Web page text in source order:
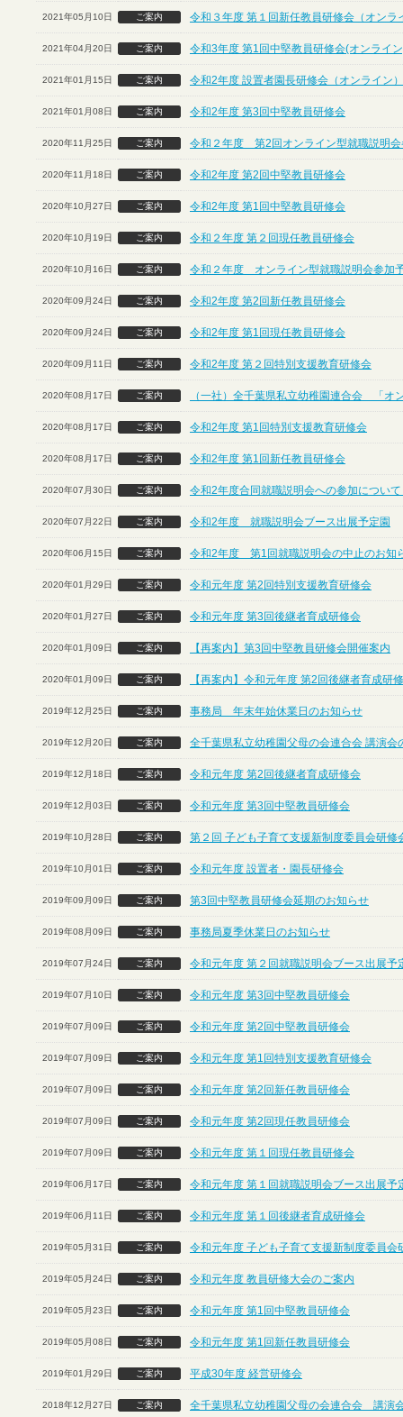
2021年05月10日 ご案内 令和３年度 第１回新任教員研修会（オンラ
2021年04月20日 ご案内 令和3年度 第1回中堅教員研修会(オンライ
2021年01月15日 ご案内 令和2年度 設置者園長研修会（オンライン）
2021年01月08日 ご案内 令和2年度 第3回中堅教員研修会
2020年11月25日 ご案内 令和２年度 第2回オンライン型就職説明会
2020年11月18日 ご案内 令和2年度 第2回中堅教員研修会
2020年10月27日 ご案内 令和2年度 第1回中堅教員研修会
2020年10月19日 ご案内 令和２年度 第２回現任教員研修会
2020年10月16日 ご案内 令和２年度 オンライン型就職説明会参加
2020年09月24日 ご案内 令和2年度 第2回新任教員研修会
2020年09月24日 ご案内 令和2年度 第1回現任教員研修会
2020年09月11日 ご案内 令和2年度 第２回特別支援教育研修会
2020年08月17日 ご案内 （一社）全千葉県私立幼稚園連合会 「オ
2020年08月17日 ご案内 令和2年度 第1回特別支援教育研修会
2020年08月17日 ご案内 令和2年度 第1回新任教員研修会
2020年07月30日 ご案内 令和2年度合同就職説明会への参加につい
2020年07月22日 ご案内 令和2年度 就職説明会ブース出展予定園
2020年06月15日 ご案内 令和2年度 第1回就職説明会の中止のお知
2020年01月29日 ご案内 令和元年度 第2回特別支援教育研修会
2020年01月27日 ご案内 令和元年度 第3回後継者育成研修会
2020年01月09日 ご案内 【再案内】第3回中堅教員研修会開催案内
2020年01月09日 ご案内 【再案内】令和元年度 第2回後継者育成研
2019年12月25日 ご案内 事務局 年末年始休業日のお知らせ
2019年12月20日 ご案内 全千葉県私立幼稚園父母の会連合会 講演会
2019年12月18日 ご案内 令和元年度 第2回後継者育成研修会
2019年12月03日 ご案内 令和元年度 第3回中堅教員研修会
2019年10月28日 ご案内 第２回 子ども子育て支援新制度委員会研修
2019年10月01日 ご案内 令和元年度 設置者・園長研修会
2019年09月09日 ご案内 第3回中堅教員研修会延期のお知らせ
2019年08月09日 ご案内 事務局夏季休業日のお知らせ
2019年07月24日 ご案内 令和元年度 第２回就職説明会ブース出展
2019年07月10日 ご案内 令和元年度 第3回中堅教員研修会
2019年07月09日 ご案内 令和元年度 第2回中堅教員研修会
2019年07月09日 ご案内 令和元年度 第1回特別支援教育研修会
2019年07月09日 ご案内 令和元年度 第2回新任教員研修会
2019年07月09日 ご案内 令和元年度 第2回現任教員研修会
2019年07月09日 ご案内 令和元年度 第１回現任教員研修会
2019年06月17日 ご案内 令和元年度 第１回就職説明会ブース出展予
2019年06月11日 ご案内 令和元年度 第１回後継者育成研修会
2019年05月31日 ご案内 令和元年度 子ども子育て支援新制度委員会
2019年05月24日 ご案内 令和元年度 教員研修大会のご案内
2019年05月23日 ご案内 令和元年度 第1回中堅教員研修会
2019年05月08日 ご案内 令和元年度 第1回新任教員研修会
2019年01月29日 ご案内 平成30年度 経営研修会
2018年12月27日 ご案内 全千葉県私立幼稚園父母の会連合会 講演